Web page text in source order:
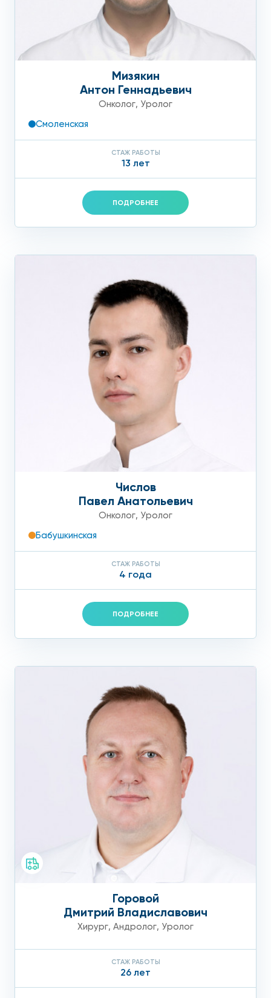
Мизякин
Антон Геннадьевич
Онколог, Уролог
Смоленская
СТАЖ РАБОТЫ
13 лет
ПОДРОБНЕЕ
Числов
Павел Анатольевич
Онколог, Уролог
Бабушкинская
СТАЖ РАБОТЫ
4 года
ПОДРОБНЕЕ
Горовой
Дмитрий Владиславович
Хирург, Андролог, Уролог
СТАЖ РАБОТЫ
26 лет